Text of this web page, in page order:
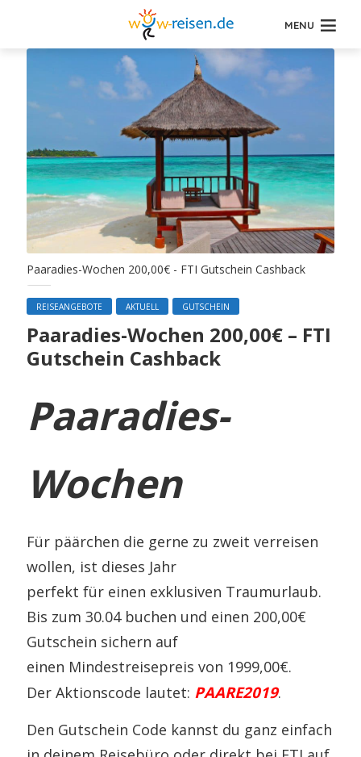
MENU
Paaradies-Wochen 200,00€ - FTI Gutschein Cashback
REISEANGEBOTE AKTUELL GUTSCHEIN
Paaradies-Wochen 200,00€ – FTI
Gutschein Cashback
Paaradies-
Wochen
Für päärchen die gerne zu zweit verreisen
wollen, ist dieses Jahr
perfekt für einen exklusiven Traumurlaub.
Bis zum 30.04 buchen und einen 200,00€
Gutschein sichern auf
einen Mindestreisepreis von 1999,00€.
Der Aktionscode lautet: PAARE2019.
Den Gutschein Code kannst du ganz einfach